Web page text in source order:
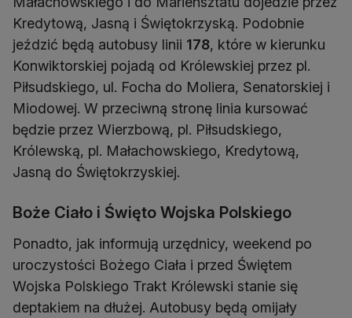
Kredytową, Jasną i Świętokrzyską. Podobnie
jeździć będą autobusy linii 178, które w kierunku
Konwiktorskiej pojadą od Królewskiej przez pl.
Piłsudskiego, ul. Focha do Moliera, Senatorskiej i
Miodowej. W przeciwną stronę linia kursować
będzie przez Wierzbową, pl. Piłsudskiego,
Królewską, pl. Małachowskiego, Kredytową,
Jasną do Świętokrzyskiej.
Boże Ciało i Święto Wojska Polskiego
Ponadto, jak informują urzędnicy, weekend po
uroczystości Bożego Ciała i przed Świętem
Wojska Polskiego Trakt Królewski stanie się
deptakiem na dłużej. Autobusy będą omijały